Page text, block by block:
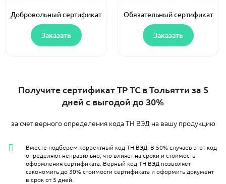
Добровольный сертификат
Заказать
Обязательный сертификат
Заказать
Получите сертификат ТР ТС в Тольятти за 5
дней с выгодой до 30%
за счет верного определения кода ТН ВЭД на вашу продукцию
Вместе подберем корректный код ТН ВЭД. В 50% случаев этот код
определяют неправильно, что влияет на сроки и стоимость
оформления сертификата. Верный код ТН ВЭД позволяет
сэкономить до 30% стоимости сертификата и оформить документ
в срок от 5 дней.